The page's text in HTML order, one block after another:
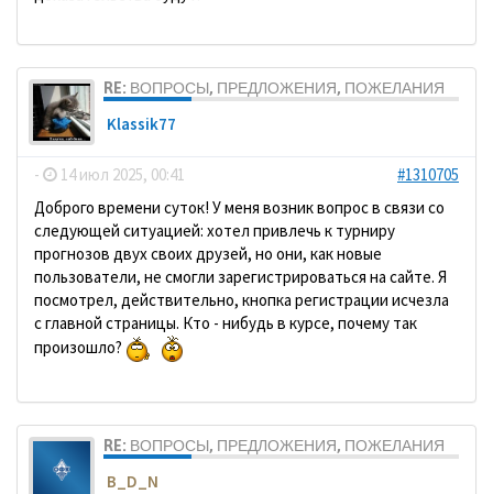
RE: ВОПРОСЫ, ПРЕДЛОЖЕНИЯ, ПОЖЕЛАНИЯ
Klassik77
- 14 июл 2025, 00:41
#1310705
Доброго времени суток! У меня возник вопрос в связи со
следующей ситуацией: хотел привлечь к турниру
прогнозов двух своих друзей, но они, как новые
пользователи, не смогли зарегистрироваться на сайте. Я
посмотрел, действительно, кнопка регистрации исчезла
с главной страницы. Кто - нибудь в курсе, почему так
произошло?
RE: ВОПРОСЫ, ПРЕДЛОЖЕНИЯ, ПОЖЕЛАНИЯ
B_D_N